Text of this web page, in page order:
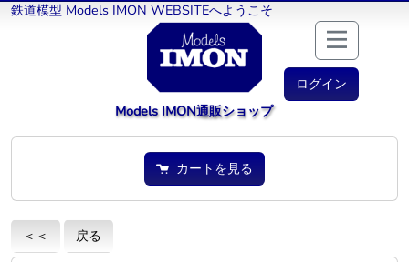
鉄道模型 Models IMON WEBSITEへようこそ
ログイン
Models IMON通販ショップ
カートを見る
＜＜ 戻る